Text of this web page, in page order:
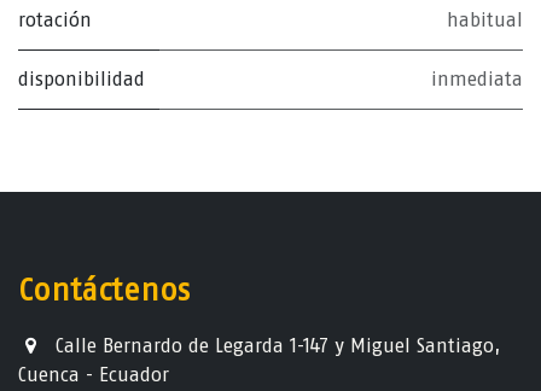
rotación habitual
disponibilidad inmediata
Contáctenos
Calle Bernardo de Legarda 1-147 y Miguel Santiago,
Cuenca - Ecuador